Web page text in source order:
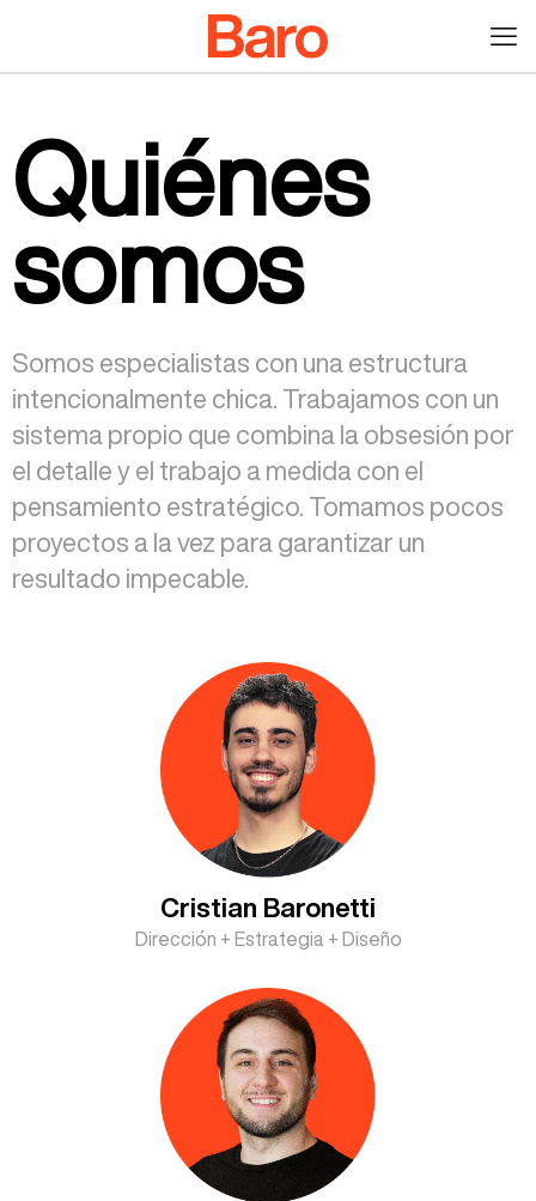
Quiénes
somos
Somos especialistas con una estructura
intencionalmente chica. Trabajamos con un
sistema propio que combina la obsesión por
el detalle y el trabajo a medida con el
pensamiento estratégico. Tomamos pocos
proyectos a la vez para garantizar un
resultado impecable.
Cristian Baronetti
Dirección + Estrategia + Diseño